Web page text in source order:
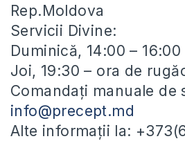
Rep.Moldova
Servicii Divine:
Duminică, 14:00 – 16:00
Joi, 19:30 – ora de
Comandați manuale de
info@precept.md
Alte informații la: